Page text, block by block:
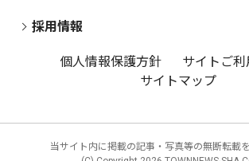
採用情報
個人情報保護方針
サイトご利
サイトマップ
当サイト内に掲載の記事・写真等の無断転載を